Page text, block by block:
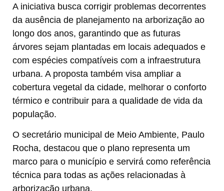
A iniciativa busca corrigir problemas decorrentes
da ausência de planejamento na arborização ao
longo dos anos, garantindo que as futuras
árvores sejam plantadas em locais adequados e
com espécies compatíveis com a infraestrutura
urbana. A proposta também visa ampliar a
cobertura vegetal da cidade, melhorar o conforto
térmico e contribuir para a qualidade de vida da
população.
O secretário municipal de Meio Ambiente, Paulo
Rocha, destacou que o plano representa um
marco para o município e servirá como referência
técnica para todas as ações relacionadas à
arborização urbana.